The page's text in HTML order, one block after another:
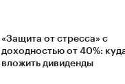
«Защита от стресса» с
доходностью от 40%:
вложить дивиденды